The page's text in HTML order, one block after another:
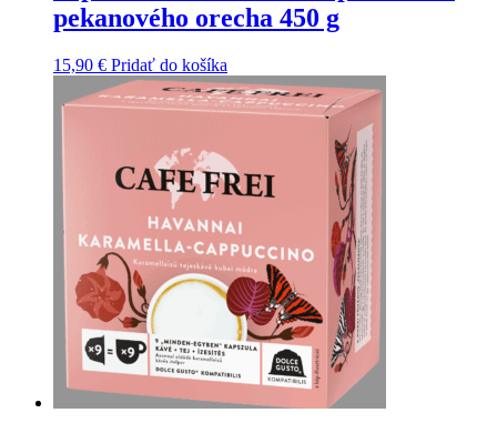
pekanového orecha 450 g
15,90 € Pridať do košíka